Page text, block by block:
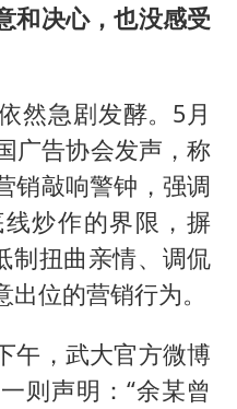
和决心，也没感受
然急剧发酵。5月
广告协会发声，称
销敲响警钟，强调
炒作的界限，摒
制扭曲亲情、调侃
位的营销行为。
午，武大官方微博
则声明：“余某曾